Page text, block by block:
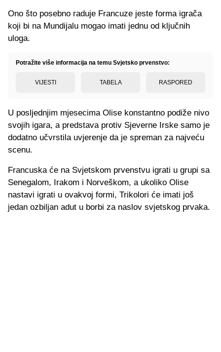
Ono što posebno raduje Francuze jeste forma igrača
koji bi na Mundijalu mogao imati jednu od ključnih
uloga.
Potražite više informacija na temu Svjetsko prvenstvo:
VIJESTI TABELA RASPORED
U posljednjim mjesecima Olise konstantno podiže nivo
svojih igara, a predstava protiv Sjeverne Irske samo je
dodatno učvrstila uvjerenje da je spreman za najveću
scenu.
Francuska će na Svjetskom prvenstvu igrati u grupi sa
Senegalom, Irakom i Norveškom, a ukoliko Olise
nastavi igrati u ovakvoj formi, Trikolori će imati još
jedan ozbiljan adut u borbi za naslov svjetskog prvaka.